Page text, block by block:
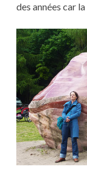
des années car la